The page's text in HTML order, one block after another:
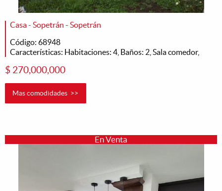
Casa - Sopetrán - Sopetrán
Código: 68948
Características: Habitaciones: 4, Baños: 2, Sala comedor,
$ 270,000,000
Mas comodidades >>
En Venta